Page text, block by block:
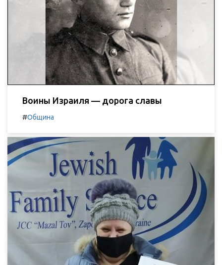
Воины Израиля — дорога славы
#Община